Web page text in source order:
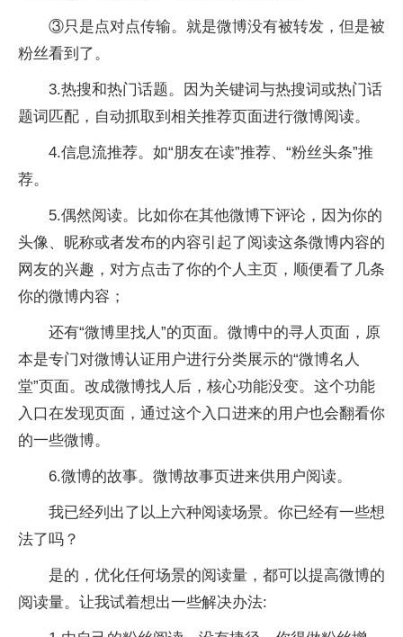
③只是点对点传输。就是微博没有被转发，但是被
粉丝看到了。
3.热搜和热门话题。因为关键词与热搜词或热门话
题词匹配，自动抓取到相关推荐页面进行微博阅读。
4.信息流推荐。如“朋友在读”推荐、“粉丝头条”推
荐。
5.偶然阅读。比如你在其他微博下评论，因为你的
头像、昵称或者发布的内容引起了阅读这条微博内容的
网友的兴趣，对方点击了你的个人主页，顺便看了几条
你的微博内容；
还有“微博里找人”的页面。微博中的寻人页面，原
本是专门对微博认证用户进行分类展示的“微博名人
堂”页面。改成微博找人后，核心功能没变。这个功能
入口在发现页面，通过这个入口进来的用户也会翻看你
的一些微博。
6.微博的故事。微博故事页进来供用户阅读。
我已经列出了以上六种阅读场景。你已经有一些想
法了吗？
是的，优化任何场景的阅读量，都可以提高微博的
阅读量。让我试着想出一些解决办法: